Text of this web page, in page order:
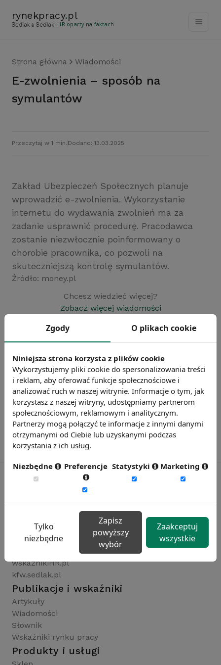
rynekpracy.pl
- HR oparty na faktach
Strona główna Wiadomości
E-zwolnienia – sposób na
symulantów
Przeczytaj w 1 min. Dodano: 13.03.2025
Zakład Ubezpieczeń Społecznych planuje
wprowadzić e-zwolnienia. Wykorzystanie
internetu do wydawania zwolnień ma za
zadanie usprawnić procedurę. Pracodawca
zostanie niezwłocznie poinformowany o
chorobie pracownika, co pozwoli na
skuteczniejszą kontrolę symulantów.
Źródło: money.pl
Chcesz wiedzieć więcej?
Zobacz więcej wiadomości
Rynekpracy.pl
wynagrodzenia.pl
raportyplacowe.pl
wskaznikiHR.pl
kfw.sedlak.pl
Publikacje i wskaźniki
Artykuły
Wiadomości
Słownik
Wskaźniki rynku pracy
Produkty i usługi
Zgody O plikach cookie
Niniejsza strona korzysta z plików cookie
Wykorzystujemy pliki cookie do spersonalizowania treści
i reklam, aby oferować funkcje społecznościowe i
analizować ruch w naszej witrynie. Informacje o tym, jak
korzystasz z naszej witryny, udostępniamy partnerom
społecznościowym, reklamowym i analitycznym.
Partnerzy mogą połączyć te informacje z innymi danymi
otrzymanymi od Ciebie lub uzyskanymi podczas
korzystania z ich usług.
Niezbędne Preferencje Statystyki Marketing
Tylko
niezbędne
Zapisz
powyższy
wybór
Zaakceptuj
wszystkie